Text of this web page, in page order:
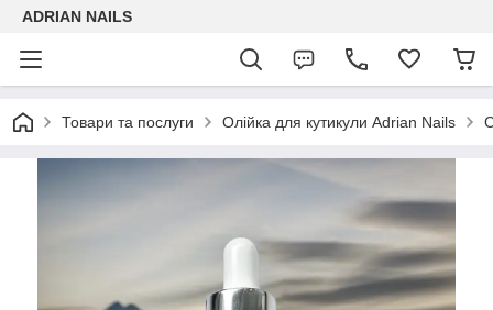
ADRIAN NAILS
Товари та послуги Олійка для кутикули Adrian Nails